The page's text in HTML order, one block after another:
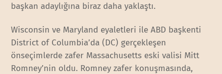
başkan adaylığına biraz daha yaklaştı.
Wisconsin ve Maryland eyaletleri ile ABD başkenti
District of Columbia’da (DC) gerçekleşen
önseçimlerde zafer Massachusetts eski valisi Mitt
Romney’nin oldu. Romney zafer konuşmasında,